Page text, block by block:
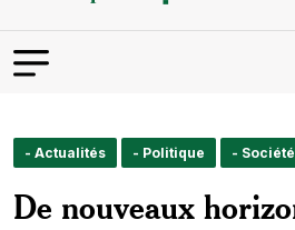
- Actualités - Politique - Société
De nouveaux